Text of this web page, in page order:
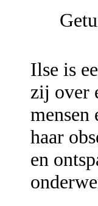
Ilse is
zij over
mensen
haar
en